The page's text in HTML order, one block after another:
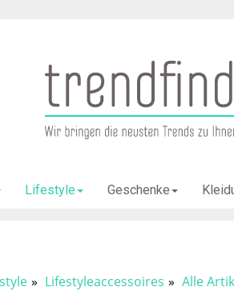
Lifestyle Geschenke
Lifestyleaccessoires Alle